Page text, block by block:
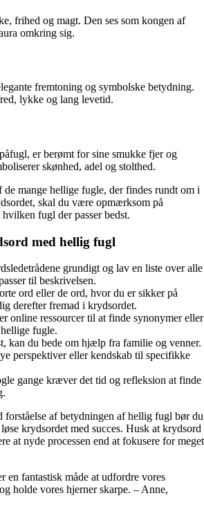
frihed og magt. Den ses som kongen af
omkring sig.
fremtoning og symbolske betydning.
lykke og lang levetid.
er berømt for sine smukke fjer og
skønhed, adel og stolthed.
de mange hellige fugle, der findes rundt om i
skal du være opmærksom på
fugl der passer bedst.
med hellig fugl
grundigt og lav en liste over alle
til beskrivelsen.
ord eller de ord, hvor du er sikker på
derefter fremad i krydsordet.
online ressourcer til at finde synonymer eller
fugle.
kan du bede om hjælp fra familie og venner.
perspektiver eller kendskab til specifikke
gange kræver det tid og refleksion at finde
forståelse af betydningen af hellig fugl bør du
krydsordet med succes. Husk at krydsord
at nyde processen end at fokusere for meget
en fantastisk måde at udfordre vores
holde vores hjerner skarpe. – Anne,